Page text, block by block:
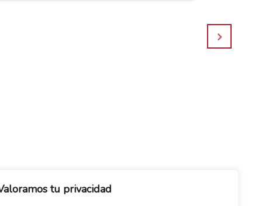
tu privacidad